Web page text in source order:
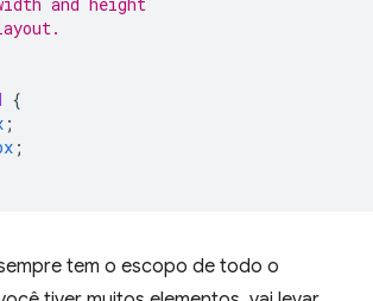
{
;
;
tem o escopo de todo o